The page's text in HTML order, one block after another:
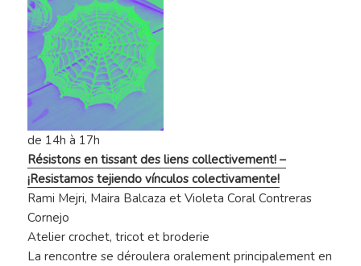
de 14h à 17h
Résistons en tissant des liens collectivement! –
¡Resistamos tejiendo vínculos colectivamente!
Rami Mejri, Maira Balcaza et Violeta Coral Contreras
Cornejo
Atelier crochet, tricot et broderie
La rencontre se déroulera oralement principalement en